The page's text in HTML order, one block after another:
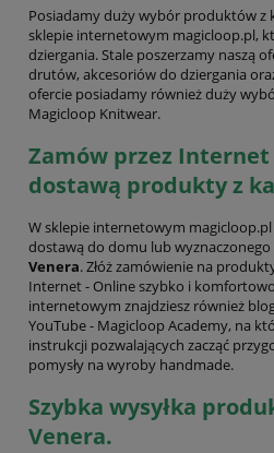
Posiadamy duży wybór produktów z
sklepie internetowym magicloop.pl,
dziergania. Stale poszerzamy naszą
drutów, akcesoriów do dziergania
ofercie posiadamy również duży
Magicloop Knitwear.
Zamów przez Internet
dostawą produkty z
W sklepie internetowym
dostawą do domu lub
Venera. Złóż zamówienie na
Internet - Online szybko i
internetowym znajdziesz również
YouTube - Magicloop Academy, na
instrukcji pozwalających zacząć
pomysły na wyroby handmade.
Szybka wysyłka
Venera.